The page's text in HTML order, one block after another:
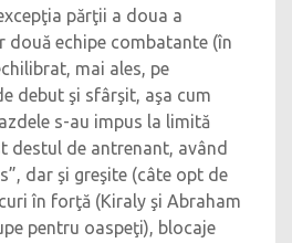
părţii a doua a
două echipe combatante (în
mai ales, pe
debut şi sfârşit, aşa cum
s-au impus la limită
destul de antrenant, având
dar şi greşite (câte opt de
în forţă (Kiraly şi Abraham
pentru oaspeţi), blocaje